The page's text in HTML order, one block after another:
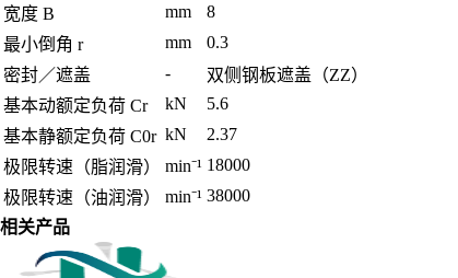
宽度 B
mm
8
最小倒角 r
mm
0.3
密封／遮盖
-
双侧钢板遮盖（ZZ）
基本动额定负荷 Cr
kN
5.6
基本静额定负荷 C0r kN
2.37
极限转速（脂润滑）
min⁻¹ 18000
极限转速（油润滑）
min⁻¹ 38000
相关产品